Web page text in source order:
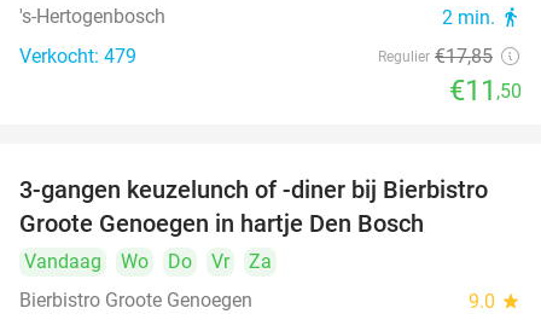
's-Hertogenbosch 2 min. directions_walk
Verkocht: 479 Regulier €17,85
€11 ,50
41%
3-gangen keuzelunch of -diner bij Bierbistro
Groote Genoegen in hartje Den Bosch
Vandaag Wo Do Vr
Za
Bierbistro Groote Genoegen
9.0 star